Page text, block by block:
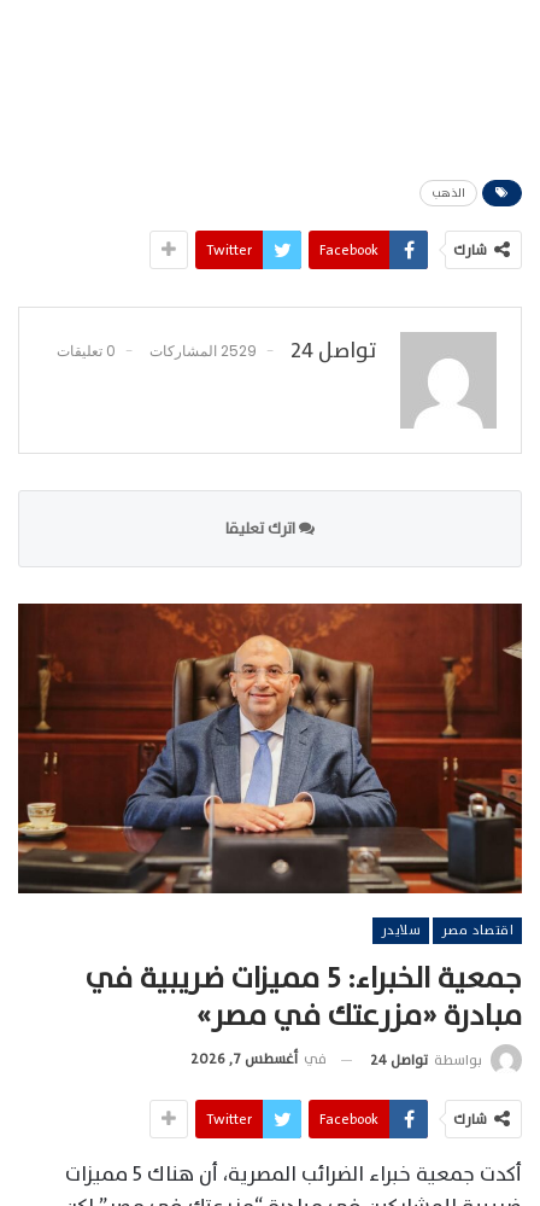
الذهب
شارك Facebook
Twitter
تواصل 24 2529 المشاركات 0 تعليقات
اترك تعليقا
اقتصاد مصر سلايدر
جمعية الخبراء: 5 مميزات ضريبية في
مبادرة «مزرعتك في مصر»
بواسطة تواصل 24 في أغسطس 7, 2026
شارك Facebook
Twitter
أكدت جمعية خبراء الضرائب المصرية، أن هناك 5 مميزات